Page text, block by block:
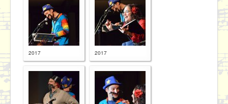
Proben
Kontakt / Datenschutz
2017 2017